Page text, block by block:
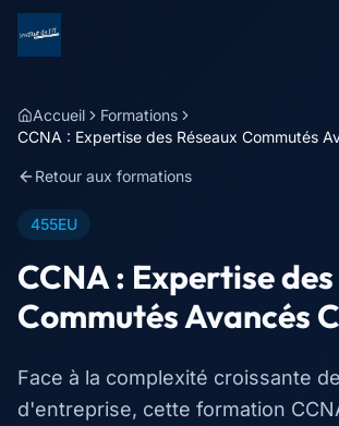
Accueil
Formations
CCNA : Expertise des Réseaux Commutés
Retour aux formations
455EU
CCNA : Expertise
Commutés Avancés
Face à la complexité croissante
d'entreprise, cette formation